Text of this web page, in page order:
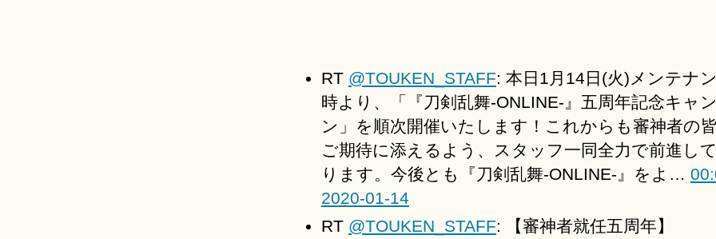
＊
2020-
01-
へ
の
RT @TOUKEN_STAFF: 本日1月14日(火)メンテナ
時より、「『刀剣乱舞-ONLINE-』五周年記念キャ
ン」を順次開催いたします！これからも審神者の
ご期待に添えるよう、スタッフ一同全力で前進し
ります。今後とも『刀剣乱舞-ONLINE-』をよ…
2020-01-14
RT @TOUKEN_STAFF: 【審神者就任五周年】